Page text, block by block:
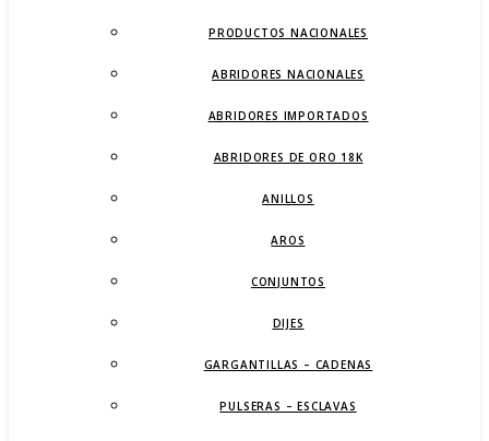
PRODUCTOS NACIONALES
ABRIDORES NACIONALES
ABRIDORES IMPORTADOS
ABRIDORES DE ORO 18K
ANILLOS
AROS
CONJUNTOS
DIJES
GARGANTILLAS – CADENAS
PULSERAS – ESCLAVAS